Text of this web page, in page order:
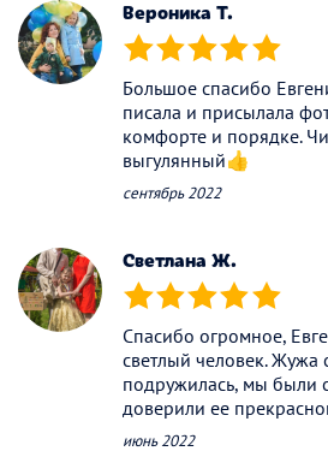
Вероника Т.
(*) (*) (*) (*) (*)
Большое спасибо
писала и присылала
комфорте и порядке.
выгулянный👍
сентябрь 2022
Светлана Ж.
(*) (*) (*) (*) (*)
Спасибо огромное,
светлый человек. Жужа
подружилась, мы были
доверили ее
июнь 2022